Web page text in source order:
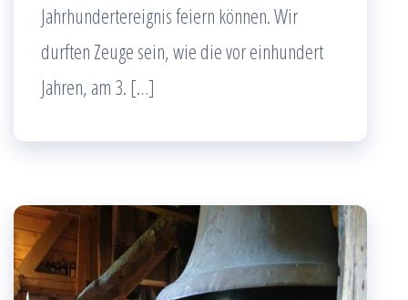
Jahrhundertereignis feiern können. Wir
durften Zeuge sein, wie die vor einhundert
Jahren, am 3. […]